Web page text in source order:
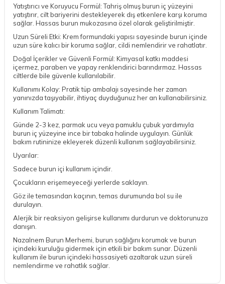
Yatıştırıcı ve Koruyucu Formül: Tahriş olmuş burun iç yüzeyini
yatıştırır, cilt bariyerini destekleyerek dış etkenlere karşı koruma
sağlar. Hassas burun mukozasına özel olarak geliştirilmiştir.
Uzun Süreli Etki: Krem formundaki yapısı sayesinde burun içinde
uzun süre kalıcı bir koruma sağlar, cildi nemlendirir ve rahatlatır.
Doğal İçerikler ve Güvenli Formül: Kimyasal katkı maddesi
içermez, paraben ve yapay renklendirici barındırmaz. Hassas
ciltlerde bile güvenle kullanılabilir.
Kullanımı Kolay: Pratik tüp ambalajı sayesinde her zaman
yanınızda taşıyabilir, ihtiyaç duyduğunuz her an kullanabilirsiniz.
Kullanım Talimatı:
Günde 2-3 kez, parmak ucu veya pamuklu çubuk yardımıyla
burun iç yüzeyine ince bir tabaka halinde uygulayın. Günlük
bakım rutininize ekleyerek düzenli kullanım sağlayabilirsiniz.
Uyarılar:
Sadece burun içi kullanım içindir.
Çocukların erişemeyeceği yerlerde saklayın.
Göz ile temasından kaçının, temas durumunda bol su ile
durulayın.
Alerjik bir reaksiyon gelişirse kullanımı durdurun ve doktorunuza
danışın.
Nazalnem Burun Merhemi, burun sağlığını korumak ve burun
içindeki kuruluğu gidermek için etkili bir bakım sunar. Düzenli
kullanım ile burun içindeki hassasiyeti azaltarak uzun süreli
nemlendirme ve rahatlık sağlar.